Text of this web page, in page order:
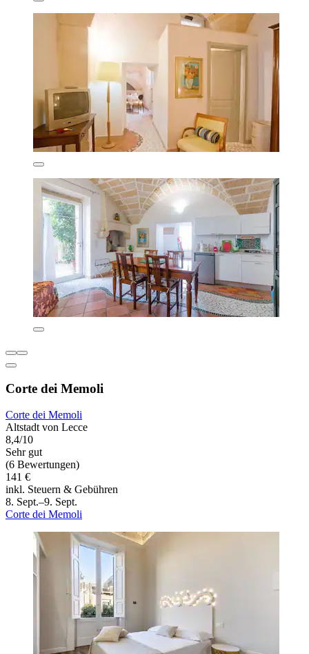
Corte dei Memoli
Corte dei Memoli
Altstadt von Lecce
8,4/10
Sehr gut
(6 Bewertungen)
141 €
inkl. Steuern & Gebühren
8. Sept.–9. Sept.
Corte dei Memoli